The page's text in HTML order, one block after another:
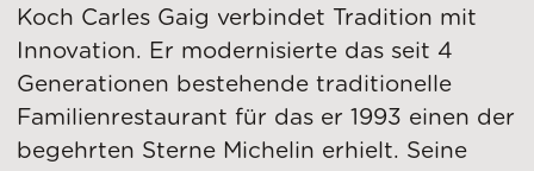
Koch Carles Gaig verbindet Tradition mit
Innovation. Er modernisierte das seit 4
Generationen bestehende traditionelle
Familienrestaurant für das er 1993 einen der
begehrten Sterne Michelin erhielt. Seine